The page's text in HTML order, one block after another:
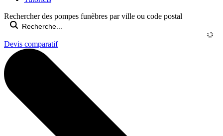
Rechercher des pompes funèbres par ville ou code postal
Devis comparatif